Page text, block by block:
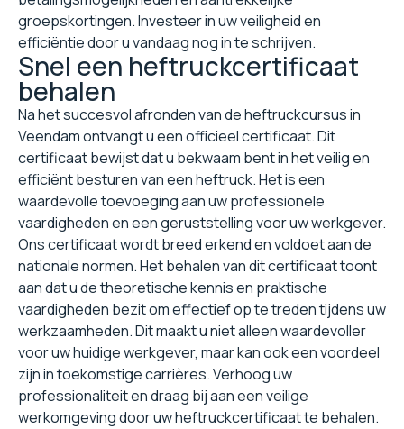
groepskortingen. Investeer in uw veiligheid en
efficiëntie door u vandaag nog in te schrijven.
Snel een heftruckcertificaat
behalen
Na het succesvol afronden van de heftruckcursus in
Veendam ontvangt u een officieel certificaat. Dit
certificaat bewijst dat u bekwaam bent in het veilig en
efficiënt besturen van een heftruck. Het is een
waardevolle toevoeging aan uw professionele
vaardigheden en een geruststelling voor uw werkgever.
Ons certificaat wordt breed erkend en voldoet aan de
nationale normen. Het behalen van dit certificaat toont
aan dat u de theoretische kennis en praktische
vaardigheden bezit om effectief op te treden tijdens uw
werkzaamheden. Dit maakt u niet alleen waardevoller
voor uw huidige werkgever, maar kan ook een voordeel
zijn in toekomstige carrières. Verhoog uw
professionaliteit en draag bij aan een veilige
werkomgeving door uw heftruckcertificaat te behalen.